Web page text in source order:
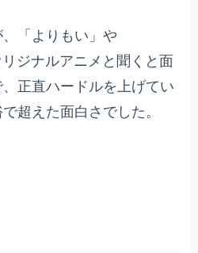
「よりもい」や
リジナルアニメと聞くと面
正直ハードルを上げてい
超えた面白さでした。